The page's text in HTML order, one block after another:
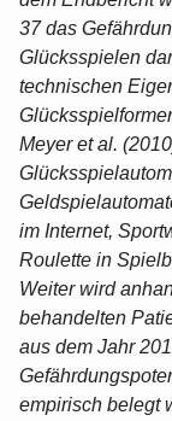
37 das
Glücksspielen
technischen
Meyer et al.
im Internet,
Roulette in
Weiter wird
behandelten
aus dem Jahr
empirisch belegt